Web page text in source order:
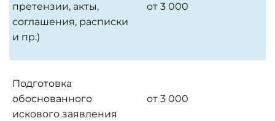
претензии, акты,
соглашения, расписки
и пр.)
от 3 000
Подготовка
обоснованного
искового заявления
от 3 000